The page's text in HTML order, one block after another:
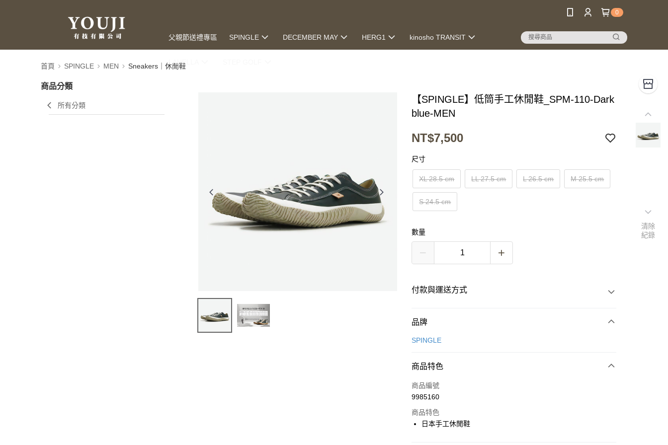
0
父親節送禮專區 SPINGLE DECEMBER MAY HERG1 kinosho TRANSIT
LAHELLA
首頁 SPINGLE MEN Sneakers｜休閒鞋
商品分類
所有分類
【SPINGLE】低筒手工休閒鞋_SPM-110-Dark
blue-MEN
NT$7,500
尺寸
XL 28.5 cm LL 27.5 cm L 26.5 cm M 25.5 cm
S 24.5 cm
數量
付款與運送方式
付款方式
信用卡一次付款
全盈+PAY
運送方式
品牌
SPINGLE
商品特色
商品編號
9985160
商品特色
日本手工休閒鞋
清除
紀錄